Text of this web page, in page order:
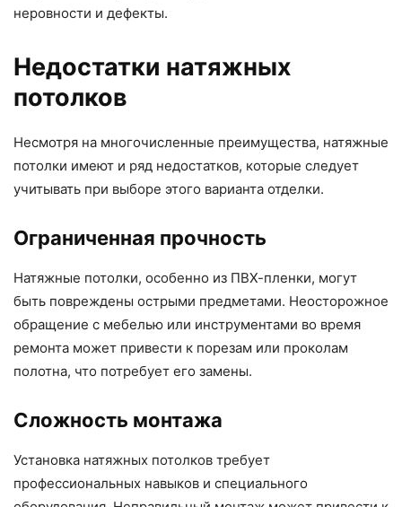
неровности и дефекты.
Недостатки натяжных
потолков
Несмотря на многочисленные преимущества, натяжные
потолки имеют и ряд недостатков, которые следует
учитывать при выборе этого варианта отделки.
Ограниченная прочность
Натяжные потолки, особенно из ПВХ-пленки, могут
быть повреждены острыми предметами. Неосторожное
обращение с мебелью или инструментами во время
ремонта может привести к порезам или проколам
полотна, что потребует его замены.
Сложность монтажа
Установка натяжных потолков требует
профессиональных навыков и специального